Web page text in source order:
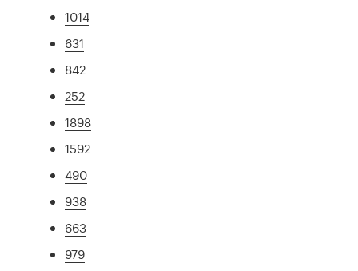
1014
631
842
252
1898
1592
490
938
663
979